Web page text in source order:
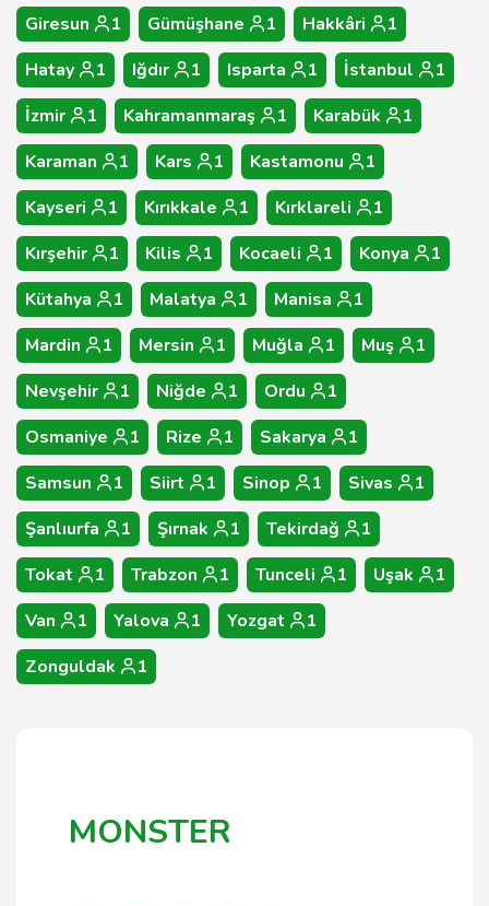
Giresun
1 Gümüşhane 1 Hakkâri
1
Hatay
1 Iğdır 1 Isparta 1 İstanbul
1
İzmir
1 Kahramanmaraş 1 Karabük
1
Karaman
1 Kars 1 Kastamonu
1
Kayseri
1 Kırıkkale 1 Kırklareli
1
Kırşehir
1 Kilis 1 Kocaeli 1 Konya
1
Kütahya
1 Malatya 1 Manisa
1
Mardin
1 Mersin 1 Muğla 1 Muş
1
Nevşehir
1 Niğde 1 Ordu
1
Osmaniye
1 Rize 1 Sakarya
1
Samsun
1 Siirt 1 Sinop 1 Sivas
1
Şanlıurfa
1 Şırnak 1 Tekirdağ
1
Tokat
1 Trabzon 1 Tunceli 1 Uşak
1
Van
1 Yalova 1 Yozgat
1
Zonguldak
1
MONSTER